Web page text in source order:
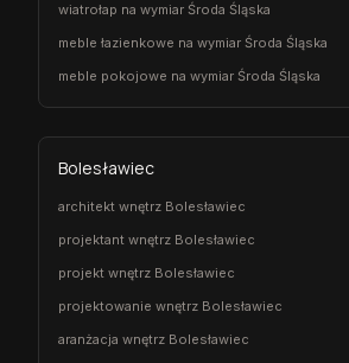
wiatrołap na wymiar Środa Śląska
meble łazienkowe na wymiar Środa Śląska
meble pokojowe na wymiar Środa Śląska
Bolesławiec
architekt wnętrz Bolesławiec
projektant wnętrz Bolesławiec
projekt wnętrz Bolesławiec
projektowanie wnętrz Bolesławiec
aranżacja wnętrz Bolesławiec